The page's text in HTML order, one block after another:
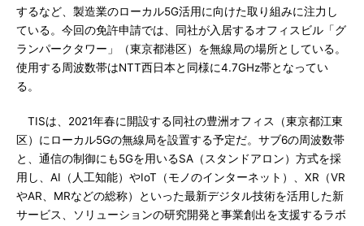
するなど、製造業のローカル5G活用に向けた取り組みに注力し
ている。今回の免許申請では、同社が入居するオフィスビル「グ
ランパークタワー」（東京都港区）を無線局の場所としている。
使用する周波数帯はNTT西日本と同様に4.7GHz帯となってい
る。
TISは、2021年春に開設する同社の豊洲オフィス（東京都江東
区）にローカル5Gの無線局を設置する予定だ。サブ6の周波数帯
と、通信の制御にも5Gを用いるSA（スタンドアロン）方式を採
用し、AI（人工知能）やIoT（モノのインターネット）、XR（VR
やAR、MRなどの総称）といった最新デジタル技術を活用した新
サービス、ソリューションの研究開発と事業創出を支援するラボ